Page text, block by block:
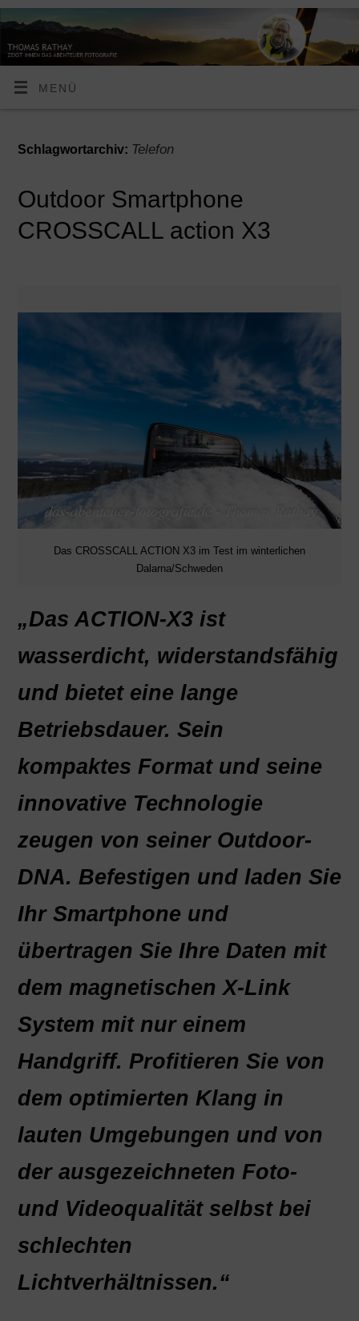
MENÜ
Schlagwortarchiv: Telefon
Outdoor Smartphone
CROSSCALL action X3
Das CROSSCALL ACTION X3 im Test im winterlichen
Dalarna/Schweden
„Das ACTION-X3 ist
wasserdicht, widerstandsfähig
und bietet eine lange
Betriebsdauer. Sein
kompaktes Format und seine
innovative Technologie
zeugen von seiner Outdoor-
DNA. Befestigen und laden Sie
Ihr Smartphone und
übertragen Sie Ihre Daten mit
dem magnetischen X-Link
System mit nur einem
Handgriff. Profitieren Sie von
dem optimierten Klang in
lauten Umgebungen und von
der ausgezeichneten Foto-
und Videoqualität selbst bei
schlechten
Lichtverhältnissen.“